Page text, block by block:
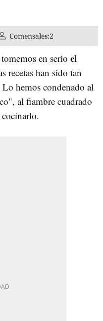
Comensales:2
en serio el
recetas han sido tan
hemos condenado al
al fiambre cuadrado